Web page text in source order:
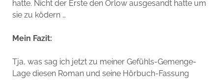
hatte. Nicht der Erste den Orlow ausgesandt hatte um
sie zu ködern …
Mein Fazit:
Tja, was sag ich jetzt zu meiner Gefühls-Gemenge-
Lage diesen Roman und seine Hörbuch-Fassung